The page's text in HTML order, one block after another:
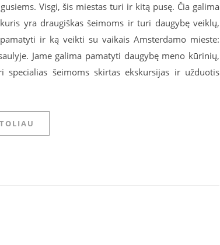
Visgi, šis miestas turi ir kitą pusę. Čia galima
yra draugiškas šeimoms ir turi daugybę veiklų,
ir ką veikti su vaikais Amsterdamo mieste:
Jame galima pamatyti daugybę meno kūrinių,
šeimoms skirtas ekskursijas ir užduotis